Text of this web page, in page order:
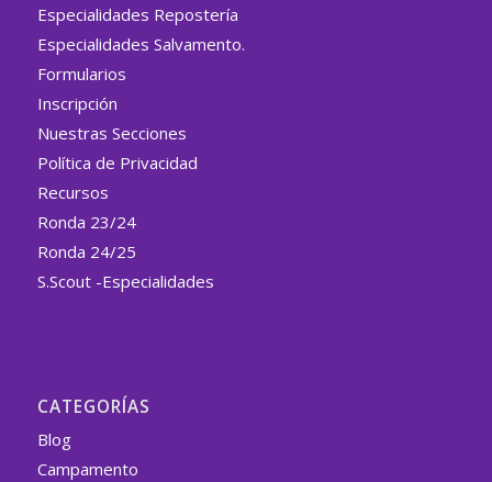
Especialidades Repostería
Especialidades Salvamento.
Formularios
Inscripción
Nuestras Secciones
Política de Privacidad
Recursos
Ronda 23/24
Ronda 24/25
S.Scout -Especialidades
CATEGORÍAS
Blog
Campamento